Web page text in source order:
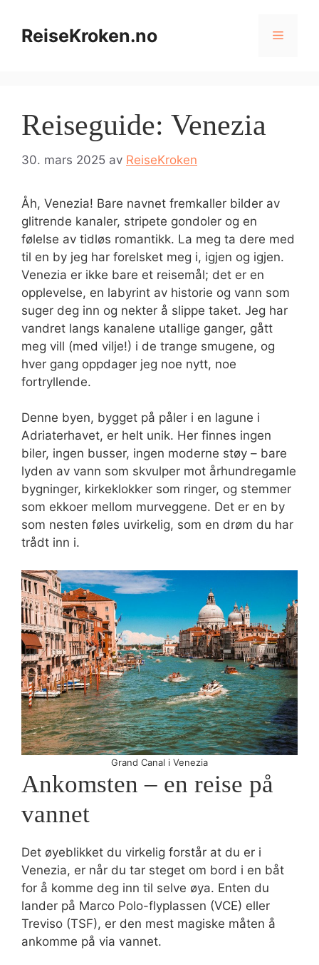
innholdReiseKroken.no Meny
Reiseguide: Venezia
30. mars 2025 av ReiseKroken
Åh, Venezia! Bare navnet fremkaller bilder av
glitrende kanaler, stripete gondoler og en
følelse av tidløs romantikk. La meg ta dere med
til en by jeg har forelsket meg i, igjen og igjen.
Venezia er ikke bare et reisemål; det er en
opplevelse, en labyrint av historie og vann som
suger deg inn og nekter å slippe taket. Jeg har
vandret langs kanalene utallige ganger, gått
meg vill (med vilje!) i de trange smugene, og
hver gang oppdager jeg noe nytt, noe
fortryllende.
Denne byen, bygget på påler i en lagune i
Adriaterhavet, er helt unik. Her finnes ingen
biler, ingen busser, ingen moderne støy – bare
lyden av vann som skvulper mot århundregamle
bygninger, kirkeklokker som ringer, og stemmer
som ekkoer mellom murveggene. Det er en by
som nesten føles uvirkelig, som en drøm du har
trådt inn i.
Grand Canal i Venezia
Ankomsten – en reise på
vannet
Det øyeblikket du virkelig forstår at du er i
Venezia, er når du tar steget om bord i en båt
for å komme deg inn til selve øya. Enten du
lander på Marco Polo-flyplassen (VCE) eller
Treviso (TSF), er den mest magiske måten å
ankomme på via vannet.